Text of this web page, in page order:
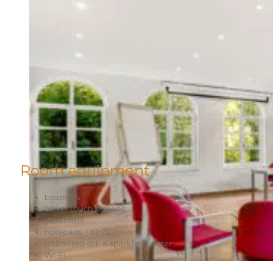
Room equipment
beamers
clever touch screens
flip charts
notepads + biros
unlimited still & sparkling water
Wi-Fi